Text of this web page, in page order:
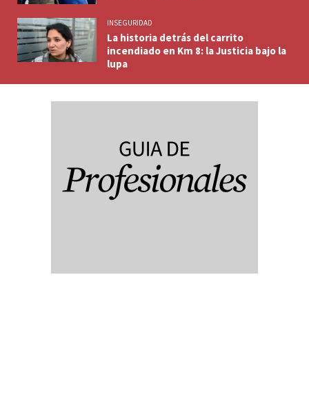
INSEGURIDAD
La historia detrás del carrito
incendiado en Km 8: la Justicia bajo la
lupa